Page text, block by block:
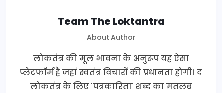
Team The Loktantra
About Author
लोकतंत्र की मूल भावना के अनुरूप यह ऐसा
प्लेटफॉर्म है जहां स्वतंत्र विचारों की प्रधानता होगी। द
लोकतंत्र के लिए 'पत्रकारिता' शब्द का मतलब